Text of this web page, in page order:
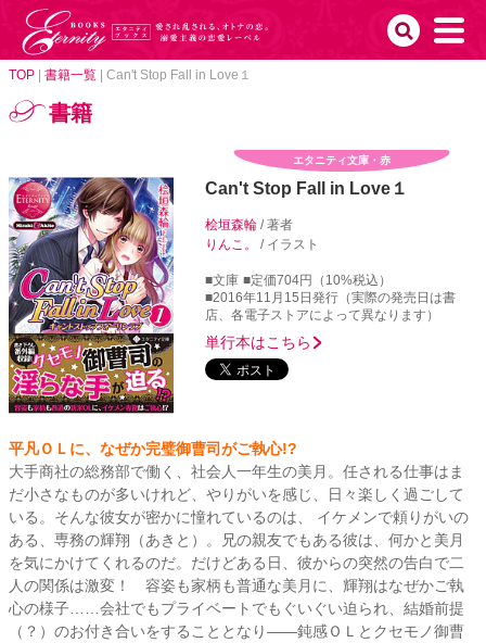
TOP 書籍一覧 Can't Stop Fall in Love１
書籍
エタニティ文庫・赤
Can't Stop Fall in Love１
桧垣森輪/ 著者
りんこ。
/ イラスト
■文庫 ■定価704円（10%税込）
■2016年11月15日発行（実際の発売日は書
店、各電子ストアによって異なります）
単行本はこちら
平凡ＯＬに、なぜか完璧御曹司がご執心!?
大手商社の総務部で働く、社会人一年生の美月。任される仕事はま
だ小さなものが多いけれど、やりがいを感じ、日々楽しく過ごして
いる。そんな彼女が密かに憧れているのは、 イケメンで頼りがいの
ある、専務の輝翔（あきと）。兄の親友でもある彼は、何かと美月
を気にかけてくれるのだ。だけどある日、彼からの突然の告白で二
人の関係は激変！ 容姿も家柄も普通な美月に、輝翔はなぜかご執
心の様子……会社でもプライベートでもぐいぐい迫られ、結婚前提
（？）のお付き合いをすることとなり――鈍感ＯＬとクセモノ御曹